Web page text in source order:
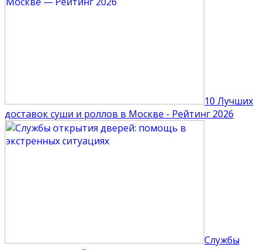
10 Лучших
доставок суши и роллов в Москве - Рейтинг 2026
Службы